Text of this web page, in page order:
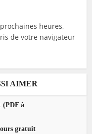
heures,
de votre navigateur
AIMER
(PDF à
gratuit